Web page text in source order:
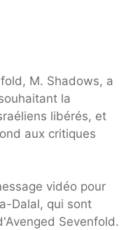
M. Shadows, a
la
libérés, et
aux critiques
vidéo pour
Dalal, qui sont
Sevenfold.